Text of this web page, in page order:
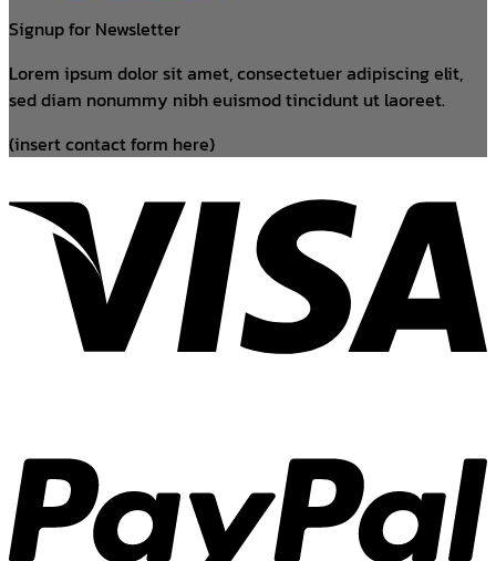
Signup for Newsletter
Lorem ipsum dolor sit amet, consectetuer adipiscing elit,
sed diam nonummy nibh euismod tincidunt ut laoreet.
(insert contact form here)